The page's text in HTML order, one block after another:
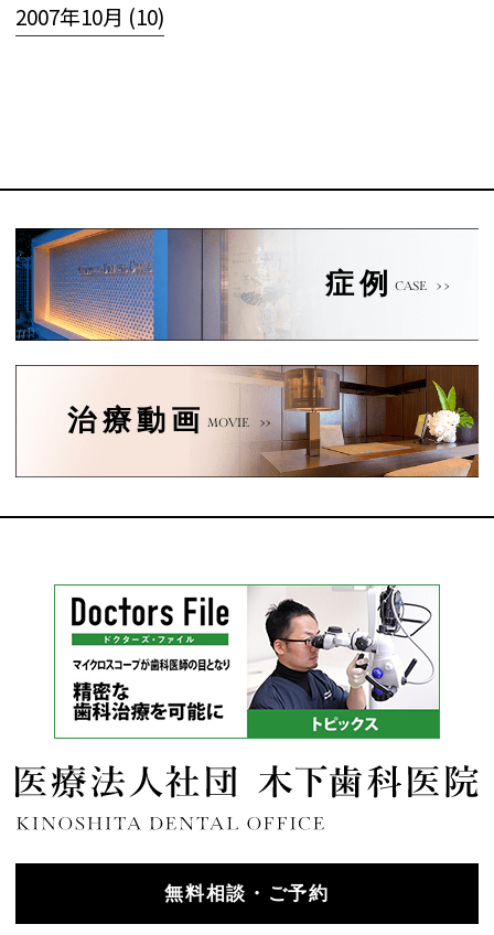
2007年10月 (10)
症例 CASE
治療動画 MOVIE
無料相談・ご予約